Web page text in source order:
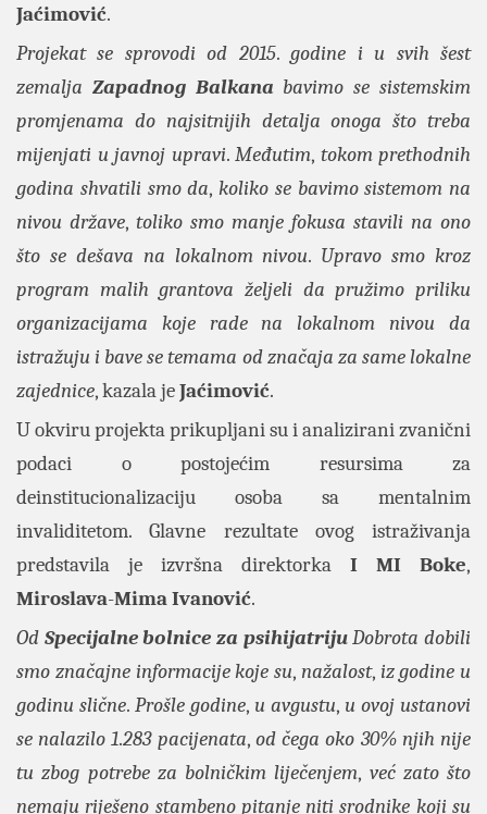
Jaćimović.
Projekat se sprovodi od 2015.godine i u svih šest
zemalja Zapadnog Balkana bavimo se sistemskim
promjenama do najsitnijih detalja onoga što treba
mijenjati u javnoj upravi. Međutim, tokom prethodnih
godina shvatili smo da, koliko se bavimo sistemom na
nivou države, toliko smo manje fokusa stavili na ono
što se dešava na lokalnom nivou. Upravo smo kroz
program malih grantova željeli da pružimo priliku
organizacijama koje rade na lokalnom nivou da
istražuju i bave se temama od značaja za same lokalne
zajednice, kazala jeJaćimović.
U okviru projekta prikupljani su i analizirani zvanični
podaci o postojećim resursima za
deinstitucionalizaciju osoba sa mentalnim
invaliditetom. Glavne rezultate ovog istraživanja
predstavila je izvršna direktorka I MI Boke,
Miroslava-Mima Ivanović.
Od Specijalne bolnice za psihijatriju Dobrota dobili
smo značajne informacije koje su, nažalost, iz godine u
godinu slične. Prošle godine, u avgustu, u ovoj ustanovi
se nalazilo 1.283 pacijenata, od čega oko 30% njih nije
tu zbog potrebe za bolničkim liječenjem, već zato što
nemaju riješeno stambeno pitanje niti srodnike koji su